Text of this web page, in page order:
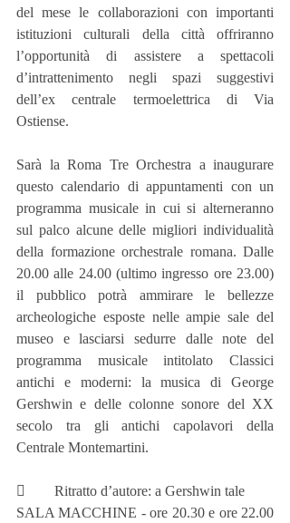
del mese le collaborazioni con importanti
istituzioni culturali della città offriranno
l’opportunità di assistere a spettacoli
d’intrattenimento negli spazi suggestivi
dell’ex centrale termoelettrica di Via
Ostiense.
Sarà la Roma Tre Orchestra a inaugurare
questo calendario di appuntamenti con un
programma musicale in cui si alterneranno
sul palco alcune delle migliori individualità
della formazione orchestrale romana. Dalle
20.00 alle 24.00 (ultimo ingresso ore 23.00)
il pubblico potrà ammirare le bellezze
archeologiche esposte nelle ampie sale del
museo e lasciarsi sedurre dalle note del
programma musicale intitolato Classici
antichi e moderni: la musica di George
Gershwin e delle colonne sonore del XX
secolo tra gli antichi capolavori della
Centrale Montemartini.
        Ritratto d’autore: a Gershwin tale
SALA MACCHINE - ore 20.30 e ore 22.00